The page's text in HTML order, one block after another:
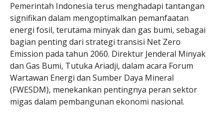
Pemerintah Indonesia terus menghadapi tantangan
signifikan dalam mengoptimalkan pemanfaatan
energi fosil, terutama minyak dan gas bumi, sebagai
bagian penting dari strategi transisi Net Zero
Emission pada tahun 2060. Direktur Jenderal Minyak
dan Gas Bumi, Tutuka Ariadji, dalam acara Forum
Wartawan Energi dan Sumber Daya Mineral
(FWESDM), menekankan pentingnya peran sektor
migas dalam pembangunan ekonomi nasional.